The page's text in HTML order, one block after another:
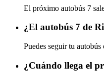
El próximo autobús 7
¿El autobús 7 de
Puedes seguir tu
¿Cuándo llega el